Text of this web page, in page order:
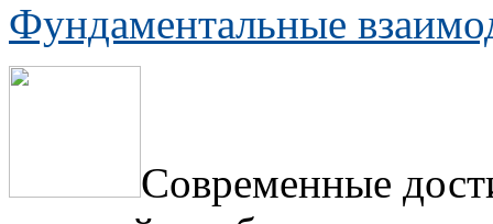
Фундаментальные
Современные